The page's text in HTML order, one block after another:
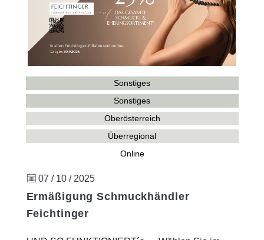
Sonstiges
Sonstiges
Oberösterreich
Überregional
Online
07 / 10 / 2025
Ermäßigung Schmuckhändler
Feichtinger